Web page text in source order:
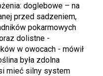
doglebowe – na
przed sadzeniem,
pokarmowych
dolistne -
w owocach - mówił
była zdolna
mieć silny system